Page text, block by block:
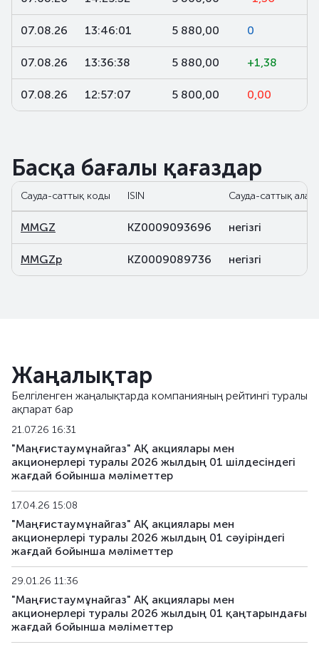
07.08.26 13:46:01 5 880,00 0
07.08.26 13:36:38 5 880,00 +1,38
07.08.26 12:57:07 5 800,00 0,00
Басқа бағалы қағаздар
Сауда-саттық коды ISIN Сауда-саттық алаң
MMGZ KZ0009093696 негізгі
MMGZp KZ0009089736 негізгі
Жаңалықтар
Белгіленген жаңалықтарда компанияның рейтингі туралы
ақпарат бар
21.07.26 16:31
"Маңғистаумұнайгаз" АҚ акциялары мен
акционерлері туралы 2026 жылдың 01 шілдесіндегі
жағдай бойынша мәліметтер
17.04.26 15:08
"Маңғистаумұнайгаз" АҚ акциялары мен
акционерлері туралы 2026 жылдың 01 сәуіріндегі
жағдай бойынша мәліметтер
29.01.26 11:36
"Маңғистаумұнайгаз" АҚ акциялары мен
акционерлері туралы 2026 жылдың 01 қаңтарындағы
жағдай бойынша мәліметтер